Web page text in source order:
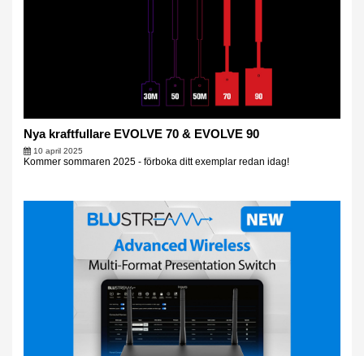
Nya kraftfullare EVOLVE 70 & EVOLVE 90
10 april 2025
Kommer sommaren 2025 - förboka ditt exemplar redan idag!